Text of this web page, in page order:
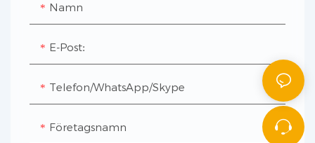
Namn
E-Post:
Telefon/WhatsApp/Skype
Företagsnamn